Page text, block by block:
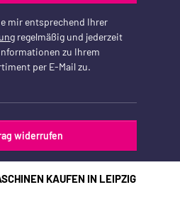
mir entsprechend Ihrer
regelmäßig und jederzeit
zu Ihrem
per E-Mail zu.
widerrufen
KAUFEN IN LEIPZIG